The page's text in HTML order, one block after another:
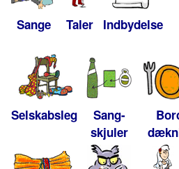
Sange Taler Indbydelse
Selskabsleg
Sang-
skjuler